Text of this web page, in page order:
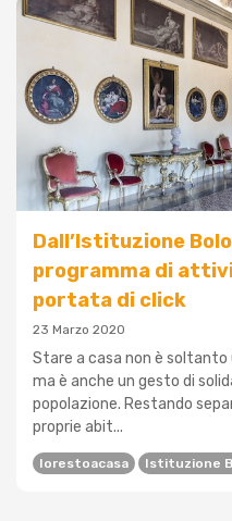
Dall’Istituzione
programma di
portata di click
23 Marzo 2020
Stare a casa non è
ma è anche un gesto di
popolazione. Restando
proprie abit...
Iorestoacasa Istituzione